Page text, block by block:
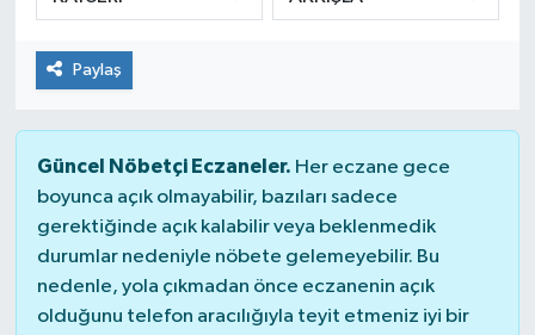
Paylaş
Güncel Nöbetçi Eczaneler. Her eczane gece
boyunca açık olmayabilir, bazıları sadece
gerektiğinde açık kalabilir veya beklenmedik
durumlar nedeniyle nöbete gelemeyebilir. Bu
nedenle, yola çıkmadan önce eczanenin açık
olduğunu telefon aracılığıyla teyit etmeniz iyi bir